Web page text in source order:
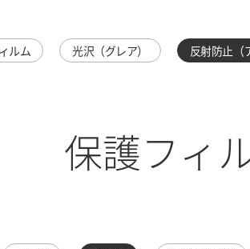
ルム 光沢（グレア） 反射防止（
保護フィ